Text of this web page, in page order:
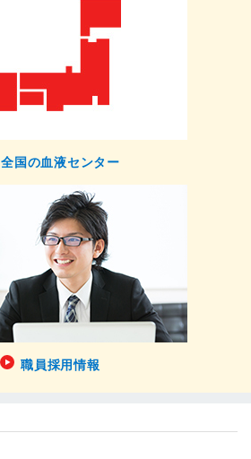
全国の血液センター
職員採用情報